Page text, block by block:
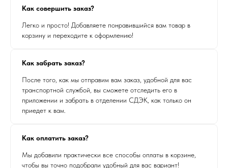
Как совершить заказ?
Легко и просто! Добавляете понравившийся вам товар в
корзину и переходите к оформлению!
Как забрать заказ?
После того, как мы отправим вам заказ, удобной для вас
транспортной службой, вы сможете отследить его в
приложении и забрать в отделении СДЭК, как только он
приедет к вам.
Как оплатить заказ?
Мы добавили практически все способы оплаты в корзине,
чтобы вы точно подобрали удобный для вас вариант!